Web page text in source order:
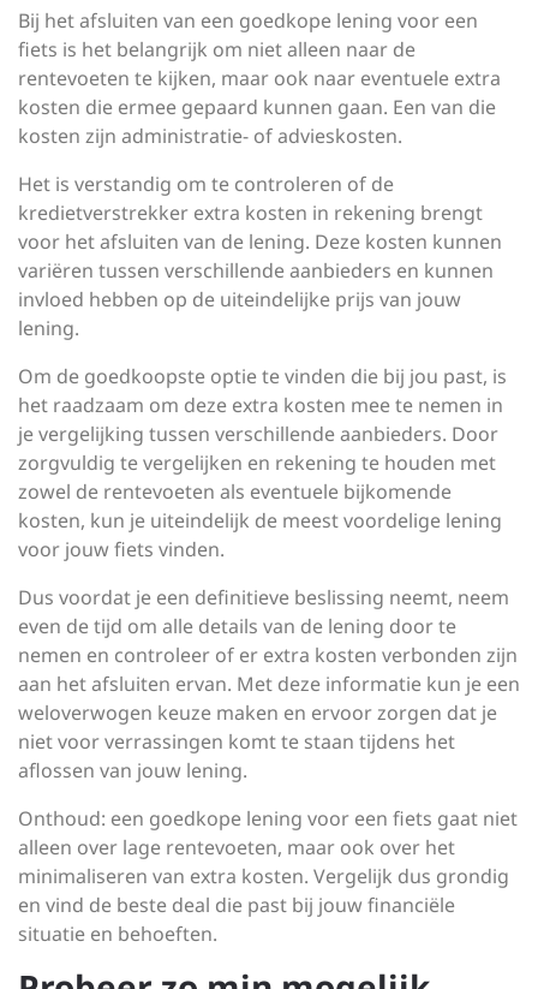
Bij het afsluiten van een goedkope lening voor een
fiets is het belangrijk om niet alleen naar de
rentevoeten te kijken, maar ook naar eventuele extra
kosten die ermee gepaard kunnen gaan. Een van die
kosten zijn administratie- of advieskosten.
Het is verstandig om te controleren of de
kredietverstrekker extra kosten in rekening brengt
voor het afsluiten van de lening. Deze kosten kunnen
variëren tussen verschillende aanbieders en kunnen
invloed hebben op de uiteindelijke prijs van jouw
lening.
Om de goedkoopste optie te vinden die bij jou past, is
het raadzaam om deze extra kosten mee te nemen in
je vergelijking tussen verschillende aanbieders. Door
zorgvuldig te vergelijken en rekening te houden met
zowel de rentevoeten als eventuele bijkomende
kosten, kun je uiteindelijk de meest voordelige lening
voor jouw fiets vinden.
Dus voordat je een definitieve beslissing neemt, neem
even de tijd om alle details van de lening door te
nemen en controleer of er extra kosten verbonden zijn
aan het afsluiten ervan. Met deze informatie kun je een
weloverwogen keuze maken en ervoor zorgen dat je
niet voor verrassingen komt te staan tijdens het
aflossen van jouw lening.
Onthoud: een goedkope lening voor een fiets gaat niet
alleen over lage rentevoeten, maar ook over het
minimaliseren van extra kosten. Vergelijk dus grondig
en vind de beste deal die past bij jouw financiële
situatie en behoeften.